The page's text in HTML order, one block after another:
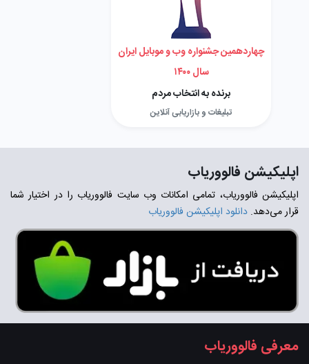
چهاردهمین جشنواره وب و موبایل ایران
سال ۱۴۰۰
برنده به انتخاب مردم
تبلیغات و بازاریابی آنلاین
اپلیکیشن فالووریاب
اپلیکیشن فالووریاب، تمامی امکانات وب سایت فالووریاب را در اختیار شما
قرار می‌دهد. دانلود اپلیکیشن فالووریاب
معرفی فالووریاب